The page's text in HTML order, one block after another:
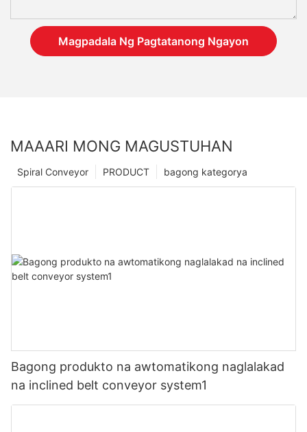
Magpadala Ng Pagtatanong Ngayon
MAAARI MONG MAGUSTUHAN
bagong kategorya
PRODUCT
Spiral Conveyor
Bagong produkto na awtomatikong naglalakad
na inclined belt conveyor system1